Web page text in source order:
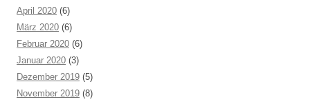
April 2020 (6)
März 2020 (6)
Februar 2020 (6)
Januar 2020 (3)
Dezember 2019 (5)
November 2019 (8)